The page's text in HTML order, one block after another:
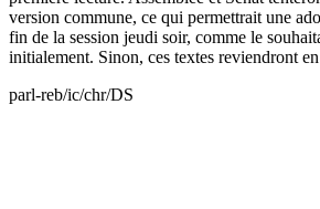
version commune, ce qui permettrait une
fin de la session jeudi soir, comme le
initialement. Sinon, ces textes reviendront
parl-reb/ic/chr/DS